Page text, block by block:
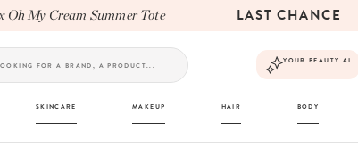
My Cream Summer Tote LAST CHANCE
YOUR BEAUTY AI
SKINCARE MAKEUP HAIR BODY